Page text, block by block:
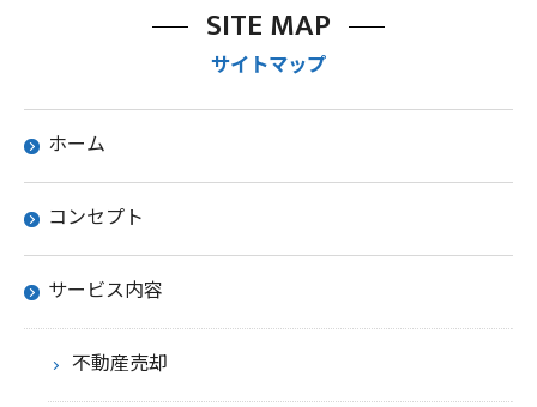
サイトマップ
SITE MAP
ホーム
コンセプト
サービス内容
不動産売却